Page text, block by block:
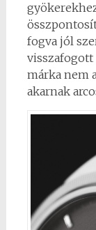
fogva jól
visszafogott
márka nem
akarnak